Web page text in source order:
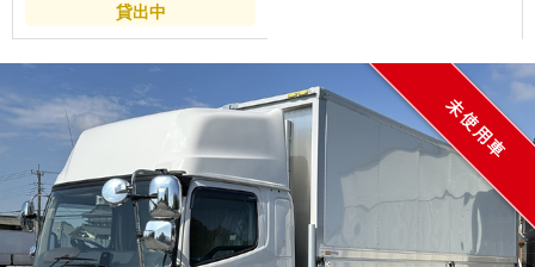
ルミホイール 6速マニュアル
車検付き
貸出中
未使用車